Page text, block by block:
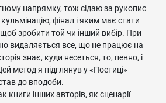
напрямку, тож сідаю за рукопис
фінал і яким має стати
зробити той чи інший вибір. При
видаляється все, що не працює на
знає, куди несеться, то, певно, і
метод я підглянув у «Поетиці»
до вподоби.
книги інших авторів, як сценарії